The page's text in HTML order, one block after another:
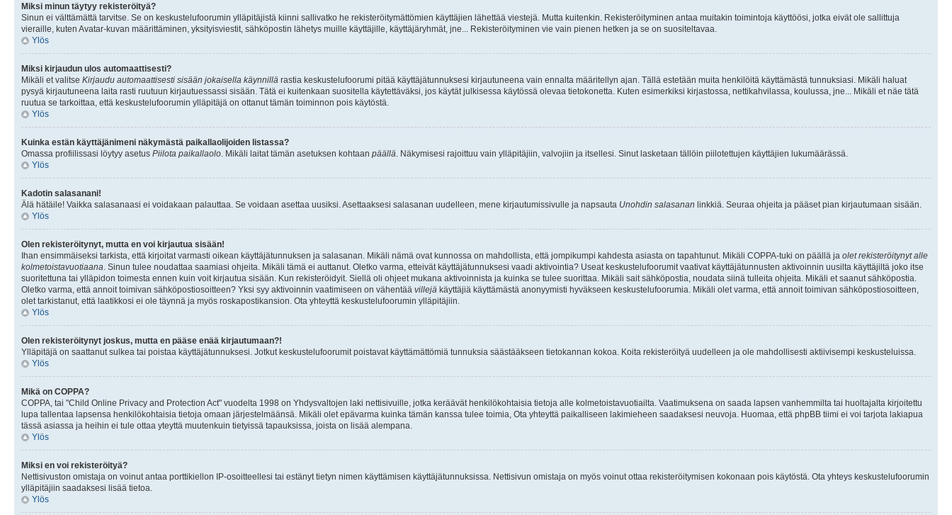
Miksi minun täytyy rekisteröityä?
Sinun ei välttämättä tarvitse. Se on keskustelufoorumin ylläpitäjistä kiinni sallivatko he rekisteröitymättömien käyttäjien lähettää viestejä. Mutta kuitenkin. Rekisteröityminen antaa muitakin toimintoja käyttöösi, jotka eivät ole sallittuja
vieraille, kuten Avatar-kuvan määrittäminen, yksityisviestit, sähköpostin lähetys muille käyttäjille, käyttäjäryhmät, jne... Rekisteröityminen vie vain pienen hetken ja se on suositeltavaa.
Ylös
Miksi kirjaudun ulos automaattisesti?
Mikäli et valitse Kirjaudu automaattisesti sisään jokaisella käynnillä rastia keskustelufoorumi pitää käyttäjätunnuksesi kirjautuneena vain ennalta määritellyn ajan. Tällä estetään muita henkilöitä käyttämästä tunnuksiasi. Mikäli haluat
pysyä kirjautuneena laita rasti ruutuun kirjautuessassi sisään. Tätä ei kuitenkaan suositella käytettäväksi, jos käytät julkisessa käytössä olevaa tietokonetta. Kuten esimerkiksi kirjastossa, nettikahvilassa, koulussa, jne... Mikäli et näe tätä
ruutua se tarkoittaa, että keskustelufoorumin ylläpitäjä on ottanut tämän toiminnon pois käytöstä.
Ylös
Kuinka estän käyttäjänimeni näkymästä paikallaolijoiden listassa?
Omassa profiilissasi löytyy asetus Piilota paikallaolo . Mikäli laitat tämän asetuksen kohtaan päällä . Näkymisesi rajoittuu vain ylläpitäjiin, valvojiin ja itsellesi. Sinut lasketaan tällöin piilotettujen käyttäjien lukumäärässä.
Ylös
Kadotin salasanani!
Älä hätäile! Vaikka salasanaasi ei voidakaan palauttaa. Se voidaan asettaa uusiksi. Asettaaksesi salasanan uudelleen, mene kirjautumissivulle ja napsauta Unohdin salasanan linkkiä. Seuraa ohjeita ja pääset pian kirjautumaan sisään.
Ylös
Olen rekisteröitynyt, mutta en voi kirjautua sisään!
Ihan ensimmäiseksi tarkista, että kirjoitat varmasti oikean käyttäjätunnuksen ja salasanan. Mikäli nämä ovat kunnossa on mahdollista, että jompikumpi kahdesta asiasta on tapahtunut. Mikäli COPPA-tuki on päällä ja olet rekisteröitynyt alle
kolmetoistavuotiaana . Sinun tulee noudattaa saamiasi ohjeita. Mikäli tämä ei auttanut. Oletko varma, etteivät käyttäjätunnuksesi vaadi aktivointia? Useat keskustelufoorumit vaativat käyttäjätunnusten aktivoinnin uusilta käyttäjiltä joko itse
suoritettuna tai ylläpidon toimesta ennen kuin voit kirjautua sisään. Kun rekisteröidyit. Siellä oli ohjeet mukana aktivoinnista ja kuinka se tulee suorittaa. Mikäli sait sähköpostia, noudata siinä tulleita ohjeita. Mikäli et saanut sähköpostia.
Oletko varma, että annoit toimivan sähköpostiosoitteen? Yksi syy aktivoinnin vaatimiseen on vähentää villejä käyttäjiä käyttämästä anonyymisti hyväkseen keskustelufoorumia. Mikäli olet varma, että annoit toimivan sähköpostiosoitteen,
olet tarkistanut, että laatikkosi ei ole täynnä ja myös roskapostikansion. Ota yhteyttä keskustelufoorumin ylläpitäjiin.
Ylös
Olen rekisteröitynyt joskus, mutta en pääse enää kirjautumaan?!
Ylläpitäjä on saattanut sulkea tai poistaa käyttäjätunnuksesi. Jotkut keskustelufoorumit poistavat käyttämättömiä tunnuksia säästääkseen tietokannan kokoa. Koita rekisteröityä uudelleen ja ole mahdollisesti aktiivisempi keskusteluissa.
Ylös
Mikä on COPPA?
COPPA, tai "Child Online Privacy and Protection Act" vuodelta 1998 on Yhdysvaltojen laki nettisivuille, jotka keräävät henkilökohtaisia tietoja alle kolmetoistavuotiailta. Vaatimuksena on saada lapsen vanhemmilta tai huoltajalta kirjoitettu
lupa tallentaa lapsensa henkilökohtaisia tietoja omaan järjestelmäänsä. Mikäli olet epävarma kuinka tämän kanssa tulee toimia, Ota yhteyttä paikalliseen lakimieheen saadaksesi neuvoja. Huomaa, että phpBB tiimi ei voi tarjota lakiapua
tässä asiassa ja heihin ei tule ottaa yteyttä muutenkuin tietyissä tapauksissa, joista on lisää alempana.
Ylös
Miksi en voi rekisteröityä?
Nettisivuston omistaja on voinut antaa porttikiellon IP-osoitteellesi tai estänyt tietyn nimen käyttämisen käyttäjätunnuksissa. Nettisivun omistaja on myös voinut ottaa rekisteröitymisen kokonaan pois käytöstä. Ota yhteys keskustelufoorumin
ylläpitäjiin saadaksesi lisää tietoa.
Ylös